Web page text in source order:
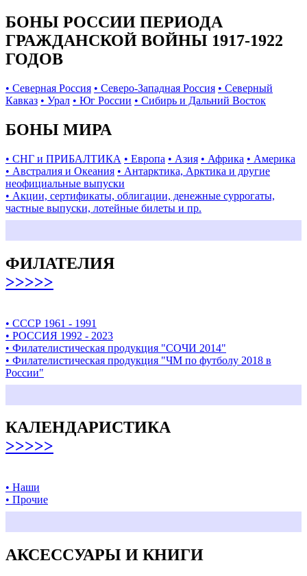
БОНЫ РОССИИ ПЕРИОДА
ГРАЖДАНСКОЙ ВОЙНЫ 1917-1922
ГОДОВ
• Северная Россия • Северо-Западная Россия • Северный
Кавказ • Урал • Юг России • Сибирь и Дальний Восток
БОНЫ МИРА
• СНГ и ПРИБАЛТИКА • Европа • Азия • Африка • Америка
• Австралия и Океания • Антарктика, Арктика и другие
неофициальные выпуски
• Акции, сертификаты, облигации, денежные суррогаты,
частные выпуски, лотейные билеты и пр.
ФИЛАТЕЛИЯ
>>>>>
• СССР 1961 - 1991
• РОССИЯ 1992 - 2023
• Филателистическая продукция "СОЧИ 2014"
• Филателистическая продукция "ЧМ по футболу 2018 в
России"
КАЛЕНДАРИСТИКА
>>>>>
• Наши
• Прочие
АКСЕССУАРЫ И КНИГИ